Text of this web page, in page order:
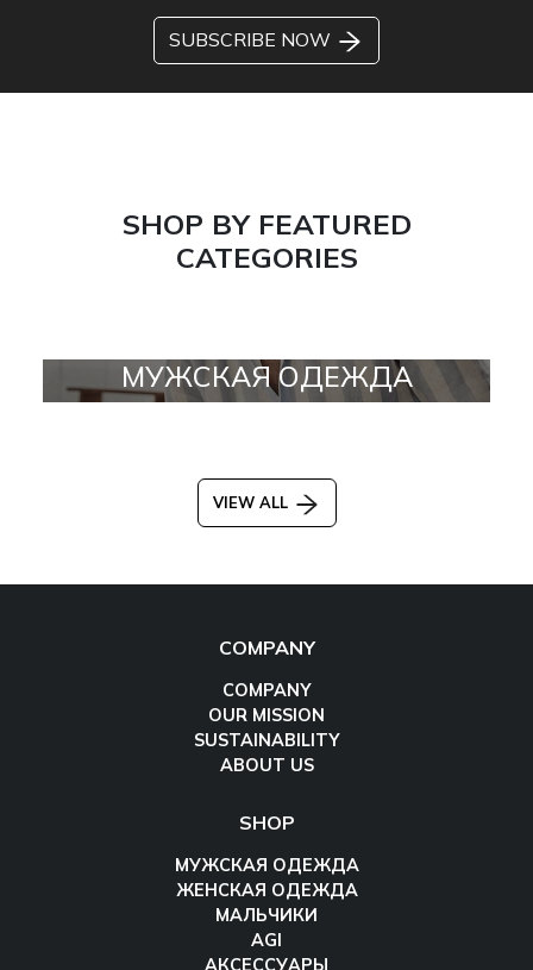
SUBSCRIBE NOW
SHOP BY FEATURED
CATEGORIES
МУЖСКАЯ ОДЕЖДА
VIEW ALL
COMPANY
COMPANY
OUR MISSION
SUSTAINABILITY
ABOUT US
SHOP
МУЖСКАЯ ОДЕЖДА
ЖЕНСКАЯ ОДЕЖДА
МАЛЬЧИКИ
AGI
АКСЕССУАРЫ